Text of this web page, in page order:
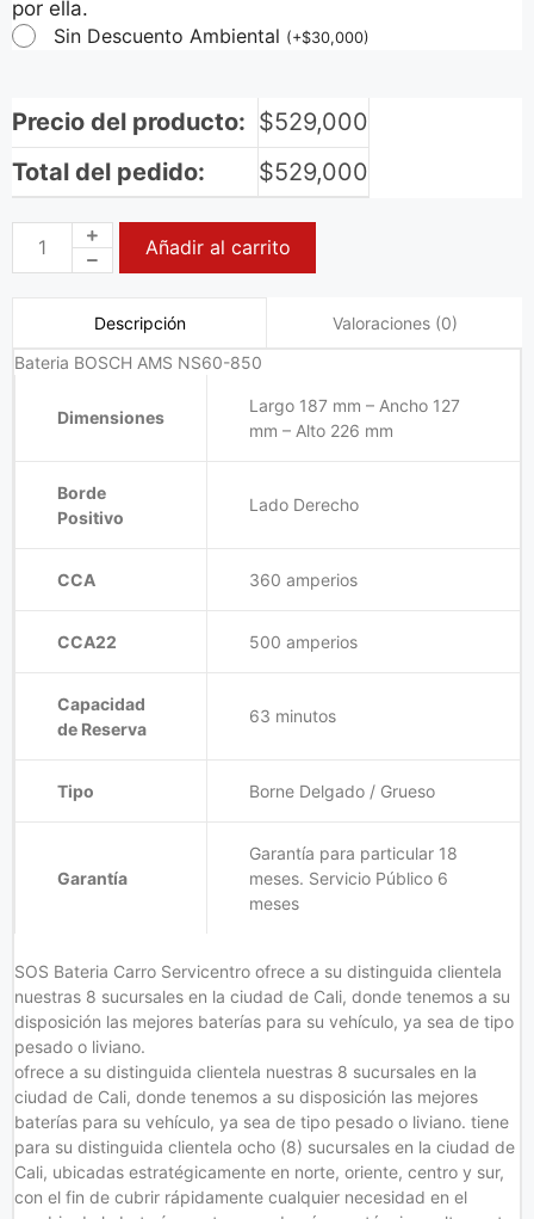
por ella.
Sin Descuento Ambiental (+$30,000)
Precio del producto: $529,000
Total del pedido:
$529,000
Añadir al carrito
Descripción
Valoraciones (0)
Bateria BOSCH AMS NS60-850
Dimensiones
Largo 187 mm – Ancho 127
mm – Alto 226 mm
Borde
Positivo
Lado Derecho
CCA 360 amperios
CCA22 500 amperios
Capacidad
de Reserva
63 minutos
Tipo Borne Delgado / Grueso
Garantía
Garantía para particular 18
meses. Servicio Público 6
meses
SOS Bateria Carro Servicentro ofrece a su distinguida clientela
nuestras 8 sucursales en la ciudad de Cali, donde tenemos a su
disposición las mejores baterías para su vehículo, ya sea de tipo
pesado o liviano.
ofrece a su distinguida clientela nuestras 8 sucursales en la
ciudad de Cali, donde tenemos a su disposición las mejores
baterías para su vehículo, ya sea de tipo pesado o liviano. tiene
para su distinguida clientela ocho (8) sucursales en la ciudad de
Cali, ubicadas estratégicamente en norte, oriente, centro y sur,
con el fin de cubrir rápidamente cualquier necesidad en el